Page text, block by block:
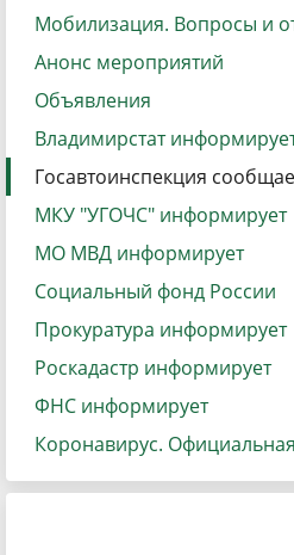
Мобилизация. Вопросы и
Анонс мероприятий
Объявления
Владимирстат
Госавтоинспекция
МКУ "УГОЧС" информирует
МО МВД информирует
Социальный фонд России
Прокуратура информирует
Роскадастр информирует
ФНС информирует
Коронавирус.